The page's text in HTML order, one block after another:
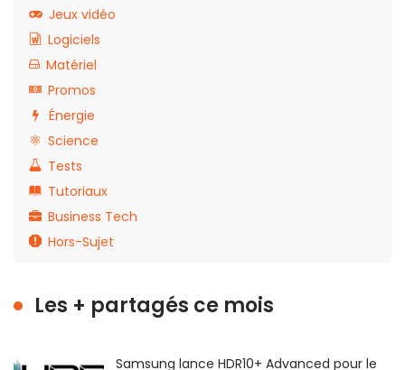
Jeux vidéo
Logiciels
Matériel
Promos
Énergie
Science
Tests
Tutoriaux
Business Tech
Hors-Sujet
Les + partagés ce mois
Samsung lance HDR10+ Advanced pour le